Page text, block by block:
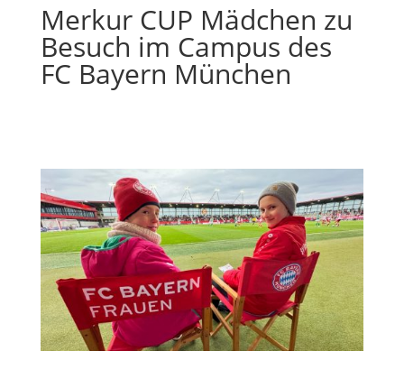
Merkur CUP Mädchen zu
Besuch im Campus des
FC Bayern München